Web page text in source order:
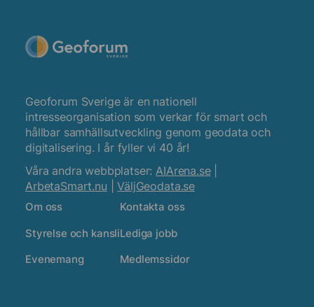
Geoforum Sverige är en nationell
intresseorganisation som verkar för smart och
hållbar samhällsutveckling genom geodata och
digitalisering. I år fyller vi 40 år!
Våra andra webbplatser:AIArena.se|
ArbetaSmart.nu |VäljGeodata.se
Om oss
Styrelse och kansli
Evenemang
Kontakta oss
Lediga jobb
Medlemssidor